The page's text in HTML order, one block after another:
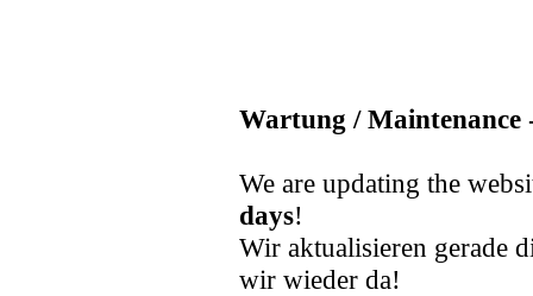
Wartung / Maintenance
We are updating the
days!
Wir aktualisieren gerade
wir wieder da!